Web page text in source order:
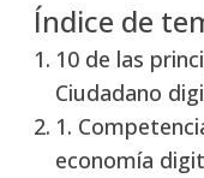
Índice de
10 de las
Ciudadano
1.
economía